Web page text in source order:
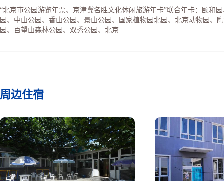
“北京市公园游览年票、京津冀名胜文化休闲旅游年卡”联合年卡：颐和
园、中山公园、香山公园、景山公园、国家植物园北园、北京动物园、
园、百望山森林公园、双秀公园、北京
周边住宿